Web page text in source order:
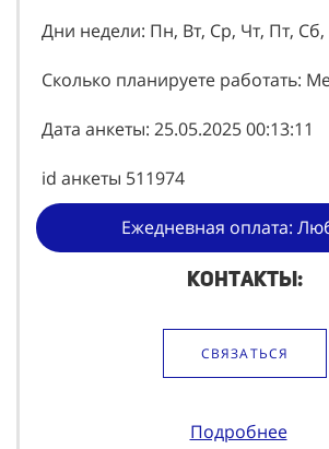
Дни недели: Пн, Вт, Ср, Чт, Пт, Сб,
Сколько планируете работать:
Дата анкеты: 25.05.2025 00:13:11
id анкеты 511974
Ежедневная оплата:
Контакты:
СВЯЗАТЬСЯ
Подробнее